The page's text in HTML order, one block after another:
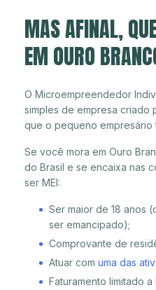
MAS AFINAL,
EM OURO
O Microempreendedor
simples de empresa criado
que o pequeno empresário
Se você mora em Ouro
do Brasil e se encaixa nas
ser MEI:
Ser maior de 18 anos
ser emancipado);
Comprovante de
Atuar com uma das
Faturamento limitado